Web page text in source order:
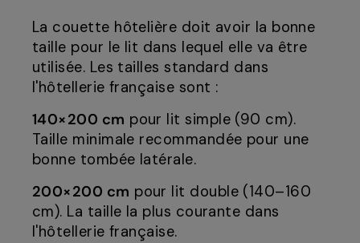
La couette hôtelière doit avoir la bonne
taille pour le lit dans lequel elle va être
utilisée. Les tailles standard dans
l'hôtellerie française sont :
140×200 cm pour lit simple (90 cm).
Taille minimale recommandée pour une
bonne tombée latérale.
200×200 cm pour lit double (140–160
cm). La taille la plus courante dans
l'hôtellerie française.